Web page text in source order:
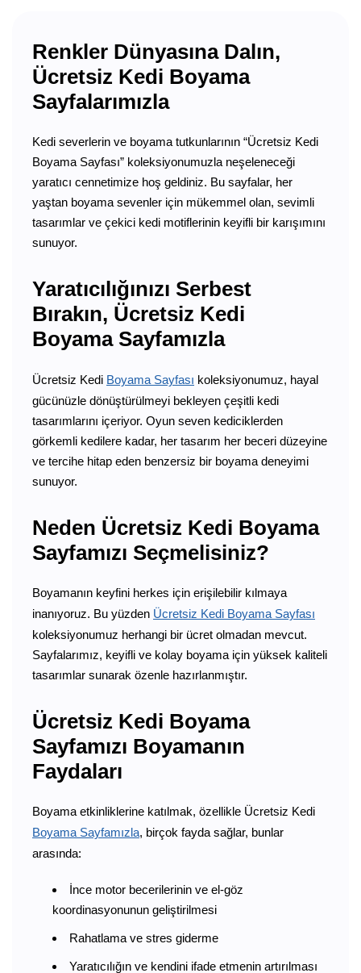
Renkler Dünyasına Dalın,
Ücretsiz Kedi Boyama
Sayfalarımızla
Kedi severlerin ve boyama tutkunlarının “Ücretsiz Kedi
Boyama Sayfası” koleksiyonumuzla neşeleneceği
yaratıcı cennetimize hoş geldiniz. Bu sayfalar, her
yaştan boyama sevenler için mükemmel olan, sevimli
tasarımlar ve çekici kedi motiflerinin keyifli bir karışımını
sunuyor.
Yaratıcılığınızı Serbest
Bırakın, Ücretsiz Kedi
Boyama Sayfamızla
Ücretsiz Kedi Boyama Sayfası koleksiyonumuz, hayal
gücünüzle dönüştürülmeyi bekleyen çeşitli kedi
tasarımlarını içeriyor. Oyun seven kediciklerden
görkemli kedilere kadar, her tasarım her beceri düzeyine
ve tercihe hitap eden benzersiz bir boyama deneyimi
sunuyor.
Neden Ücretsiz Kedi Boyama
Sayfamızı Seçmelisiniz?
Boyamanın keyfini herkes için erişilebilir kılmaya
inanıyoruz. Bu yüzden Ücretsiz Kedi Boyama Sayfası
koleksiyonumuz herhangi bir ücret olmadan mevcut.
Sayfalarımız, keyifli ve kolay boyama için yüksek kaliteli
tasarımlar sunarak özenle hazırlanmıştır.
Ücretsiz Kedi Boyama
Sayfamızı Boyamanın
Faydaları
Boyama etkinliklerine katılmak, özellikle Ücretsiz Kedi
Boyama Sayfamızla, birçok fayda sağlar, bunlar
arasında:
İnce motor becerilerinin ve el-göz
koordinasyonunun geliştirilmesi
Rahatlama ve stres giderme
Yaratıcılığın ve kendini ifade etmenin artırılması